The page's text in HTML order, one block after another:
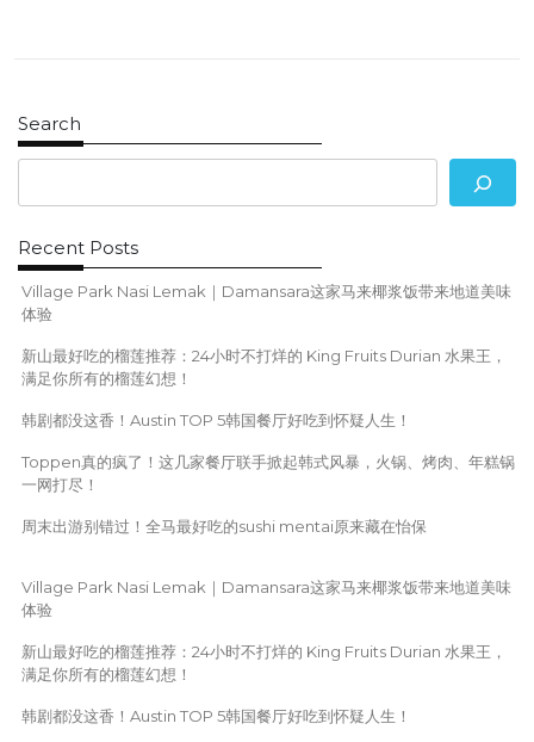
g
a
t
n
Search
Recent Posts
Village Park Nasi Lemak｜Damansara这家马来椰浆饭带来地道美味
体验
新山最好吃的榴莲推荐：24小时不打烊的 King Fruits Durian 水果王，
满足你所有的榴莲幻想！
韩剧都没这香！Austin TOP 5韩国餐厅好吃到怀疑人生！
Toppen真的疯了！这几家餐厅联手掀起韩式风暴，火锅、烤肉、年糕锅
一网打尽！
周末出游别错过！全马最好吃的sushi mentai原来藏在怡保
Village Park Nasi Lemak｜Damansara这家马来椰浆饭带来地道美味
体验
新山最好吃的榴莲推荐：24小时不打烊的 King Fruits Durian 水果王，
满足你所有的榴莲幻想！
韩剧都没这香！Austin TOP 5韩国餐厅好吃到怀疑人生！